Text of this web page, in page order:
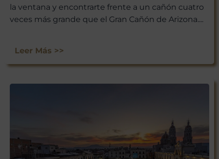
la ventana y encontrarte frente a un cañón cuatro
veces más grande que el Gran Cañón de Arizona....
Leer Más >>